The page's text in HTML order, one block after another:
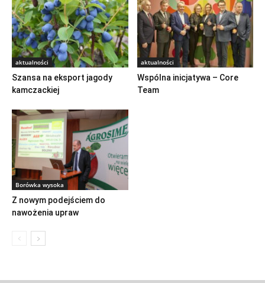
aktualności
Szansa na eksport jagody
kamczackiej
aktualności
Wspólna inicjatywa – Core
Team
Borówka wysoka
Z nowym podejściem do
nawożenia upraw